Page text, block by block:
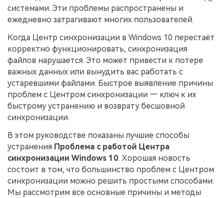
системами. Эти проблемы распространены и
ежедневно затрагивают многих пользователей.
Когда Центр синхронизации в Windows 10 перестаёт
корректно функционировать, синхронизация
файлов нарушается. Это может привести к потере
важных данных или вынудить вас работать с
устаревшими файлами. Быстрое выявление причины
проблем с Центром синхронизации — ключ к их
быстрому устранению и возврату бесшовной
синхронизации.
В этом руководстве показаны лучшие способы
устранения Проблема с работой Центра
синхронизации Windows 10. Хорошая новость
состоит в том, что большинство проблем с Центром
синхронизации можно решить простыми способами.
Мы рассмотрим все основные причины и методы